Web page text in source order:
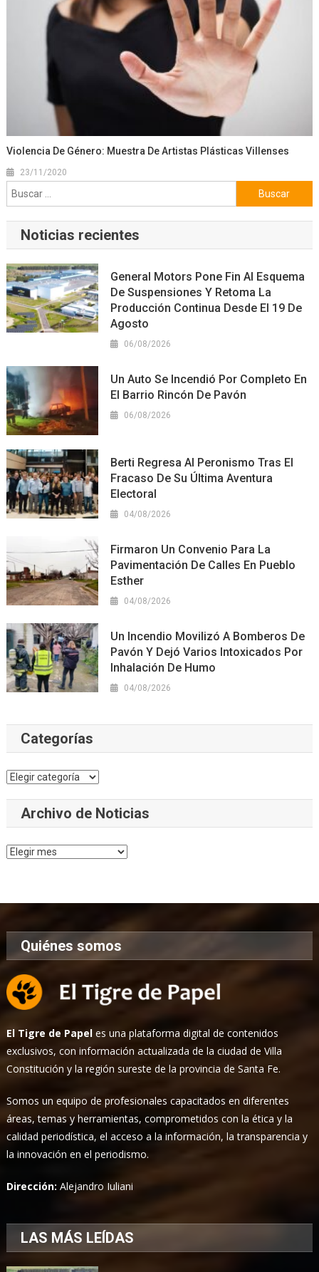
Violencia De Género: Muestra De Artistas Plásticas Villenses
23/11/2020
Buscar:
Noticias recientes
General Motors Pone Fin Al Esquema
De Suspensiones Y Retoma La
Producción Continua Desde El 19 De
Agosto
06/08/2026
Un Auto Se Incendió Por Completo En
El Barrio Rincón De Pavón
06/08/2026
Berti Regresa Al Peronismo Tras El
Fracaso De Su Última Aventura
Electoral
04/08/2026
Firmaron Un Convenio Para La
Pavimentación De Calles En Pueblo
Esther
04/08/2026
Un Incendio Movilizó A Bomberos De
Pavón Y Dejó Varios Intoxicados Por
Inhalación De Humo
04/08/2026
Categorías
Categorías
Archivo de Noticias
Archivo
Quiénes somos
El Tigre de Papel es una plataforma digital de contenidos
exclusivos, con información actualizada de la ciudad de Villa
Constitución y la región sureste de la provincia de Santa Fe.
Somos un equipo de profesionales capacitados en diferentes
áreas, temas y herramientas, comprometidos con la ética y la
calidad periodística, el acceso a la información, la transparencia y
la innovación en el periodismo.
Dirección:Alejandro Iuliani
LAS MÁS LEÍDAS